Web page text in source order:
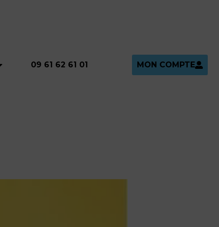
09 61 62 61 01 MON COMPTE